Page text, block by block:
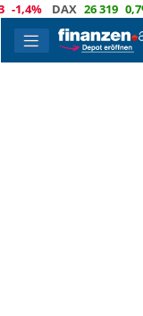
DAX 26 319 0,7%